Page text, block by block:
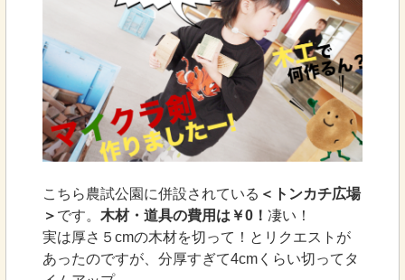
こちら農試公園に併設されている ＜トンカチ広場
＞ です。 木材・道具の費用は￥0！ 凄い！
実は厚さ５cmの木材を切って！とリクエストが
あったのですが、分厚すぎて4cmくらい切ってタ